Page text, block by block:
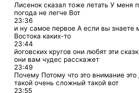
Лисенок сказал тоже летать У меня
погода не легче Вот
23:36
и ну самое первое А если вы знаете
Востока каких-то
23:44
йоговских кругов они любят эти
они вам чудес расскажет
23:49
Почему Потому что это внимание это
такой очень сложный такой вот
23:55